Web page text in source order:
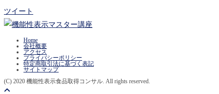
ツイート
Home
会社概要
アクセス
プライバシーポリシー
特定商取引法に基づく表記
サイトマップ
(C) 2020 機能性表示食品取得コンサル. All rights reserved.